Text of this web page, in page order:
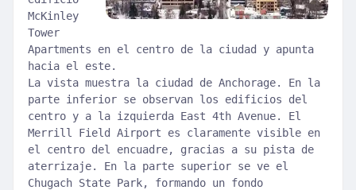
McKinley
Tower
Apartments en el centro de la ciudad y apunta
hacia el este.
La vista muestra la ciudad de Anchorage. En la
parte inferior se observan los edificios del
centro y a la izquierda East 4th Avenue. El
Merrill Field Airport es claramente visible en
el centro del encuadre, gracias a su pista de
aterrizaje. En la parte superior se ve el
Chugach State Park, formando un fondo